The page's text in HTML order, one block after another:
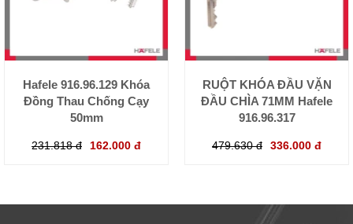
Hafele 916.96.129 Khóa
Đồng Thau Chống Cạy
50mm
231.818 đ 162.000 đ
RUỘT KHÓA ĐẦU VẶN
ĐẦU CHÌA 71MM Hafele
916.96.317
479.630 đ 336.000 đ